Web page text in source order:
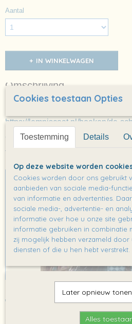
Aantal
IN WINKELWAGEN
Omschrijving
De schreeuw van de meeuw door Inge
https://lemniscaat.nl/boeken/de-
* druk- en verwerkingskosten
Poster: Binnenwerkposter Gozert
€ 2,00
Cookies toestaan Opties
Toestemming Details
Op deze website worden
Cookies worden door ons gebruikt
aanbieden van sociale media-
van informatie en advertenties.
sociale media-, advertentie- en
informatie over hoe u onze site
informatie gebruiken in combinatie
zij mogelijk hebben verzameld
diensten of die u hen hebt verstrekt.
Later opnieuw tonen
Alles